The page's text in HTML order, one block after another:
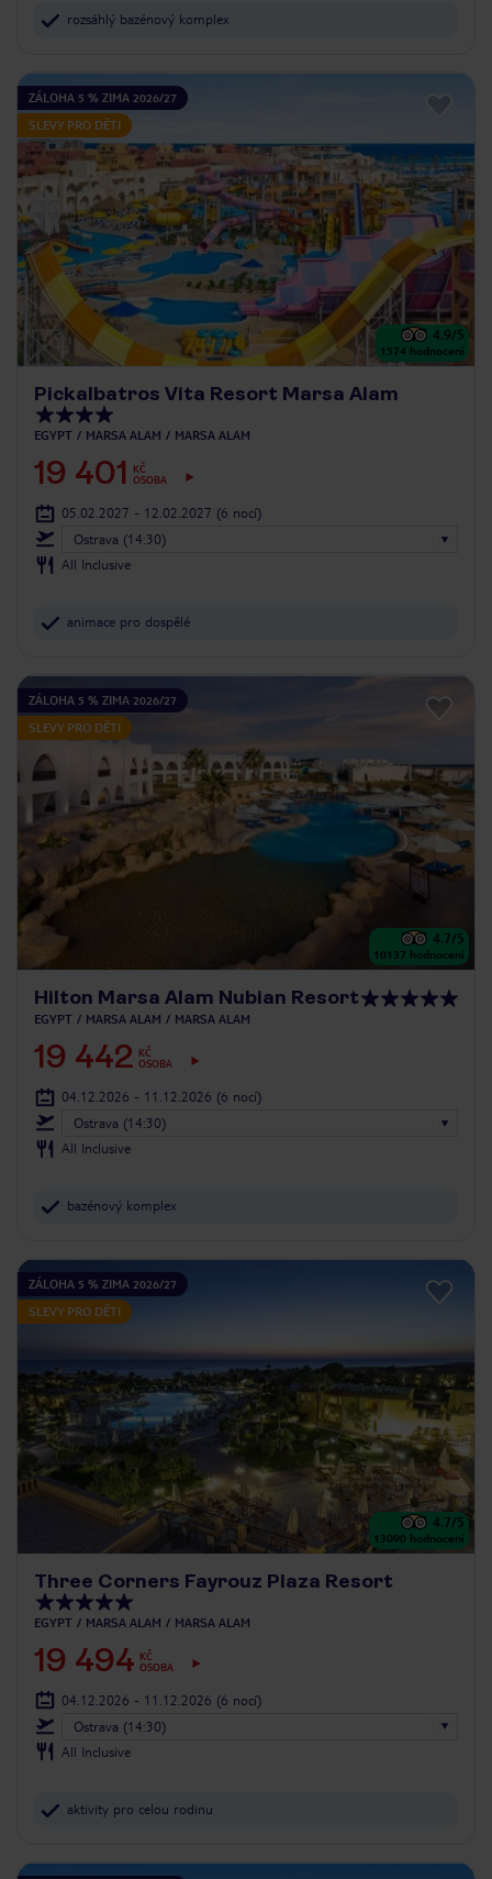
rozsáhlý bazénový komplex
ZÁLOHA 5 % ZIMA 2026/27
SLEVY PRO DĚTI
4.9/5
1574 hodnocení
Pickalbatros Vita Resort Marsa Alam
EGYPT MARSA ALAM MARSA ALAM
19 401
KČ
OSOBA
05.02.2027 - 12.02.2027 (6 nocí)
Ostrava (14:30)
All Inclusive
animace pro dospělé
ZÁLOHA 5 % ZIMA 2026/27
SLEVY PRO DĚTI
4.7/5
10137 hodnocení
Hilton Marsa Alam Nubian Resort
EGYPT MARSA ALAM MARSA ALAM
19 442 KČ
OSOBA
04.12.2026 - 11.12.2026 (6 nocí)
Ostrava (14:30)
All Inclusive
bazénový komplex
ZÁLOHA 5 % ZIMA 2026/27
SLEVY PRO DĚTI
4.7/5
13090 hodnocení
Three Corners Fayrouz Plaza Resort
EGYPT MARSA ALAM MARSA ALAM
19 494 KČ
OSOBA
04.12.2026 - 11.12.2026 (6 nocí)
Ostrava (14:30)
All Inclusive
aktivity pro celou rodinu